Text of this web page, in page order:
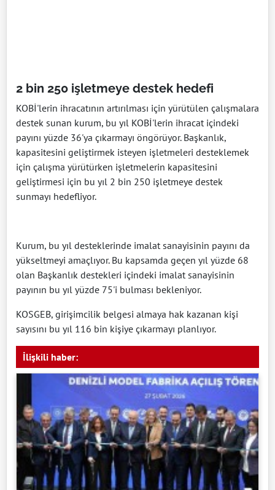
2 bin 250 işletmeye destek hedefi
KOBİ'lerin ihracatının artırılması için yürütülen çalışmalara
destek sunan kurum, bu yıl KOBİ'lerin ihracat içindeki
payını yüzde 36'ya çıkarmayı öngörüyor. Başkanlık,
kapasitesini geliştirmek isteyen işletmeleri desteklemek
için çalışma yürütürken işletmelerin kapasitesini
geliştirmesi için bu yıl 2 bin 250 işletmeye destek
sunmayı hedefliyor.
Kurum, bu yıl desteklerinde imalat sanayisinin payını da
yükseltmeyi amaçlıyor. Bu kapsamda geçen yıl yüzde 68
olan Başkanlık destekleri içindeki imalat sanayisinin
payının bu yıl yüzde 75'i bulması bekleniyor.
KOSGEB, girişimcilik belgesi almaya hak kazanan kişi
sayısını bu yıl 116 bin kişiye çıkarmayı planlıyor.
İlişkili haber: